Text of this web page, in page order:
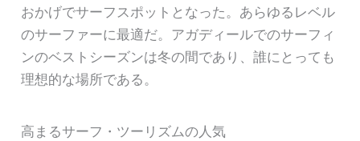
おかげでサーフスポットとなった。あらゆるレベル
のサーファーに最適だ。アガディールでのサーフィ
ンのベストシーズンは冬の間であり、誰にとっても
理想的な場所である。
高まるサーフ・ツーリズムの人気